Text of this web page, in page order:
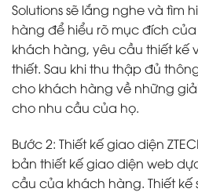
Solutions sẽ lắng nghe và tìm
hàng để hiểu rõ mục đích
khách hàng, yêu cầu thiết kế
thiết. Sau khi thu thập đủ
cho khách hàng về những
cho nhu cầu của họ.
Bước 2: Thiết kế giao diện
bản thiết kế giao diện web
cầu của khách hàng. Thiết